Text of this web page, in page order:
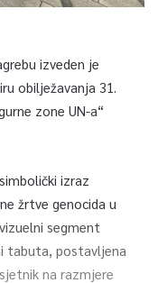
izveden je
obilježavanja 31.
zone UN-a“
izraz
žrtve genocida u
segment
tabuta, postavljena
na razmjere